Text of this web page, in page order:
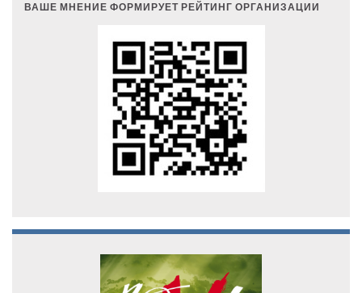
ВАШЕ МНЕНИЕ ФОРМИРУЕТ РЕЙТИНГ ОРГАНИЗАЦИИ